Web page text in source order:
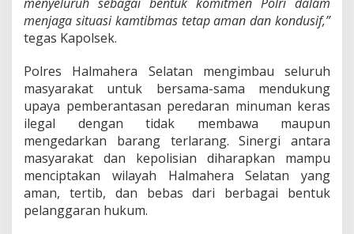
menjaga situasi kamtibmas tetap aman dan kondusif,”
tegas Kapolsek.
Polres Halmahera Selatan mengimbau seluruh
masyarakat untuk bersama-sama mendukung
upaya pemberantasan peredaran minuman keras
ilegal dengan tidak membawa maupun
mengedarkan barang terlarang. Sinergi antara
masyarakat dan kepolisian diharapkan mampu
menciptakan wilayah Halmahera Selatan yang
aman, tertib, dan bebas dari berbagai bentuk
pelanggaran hukum.